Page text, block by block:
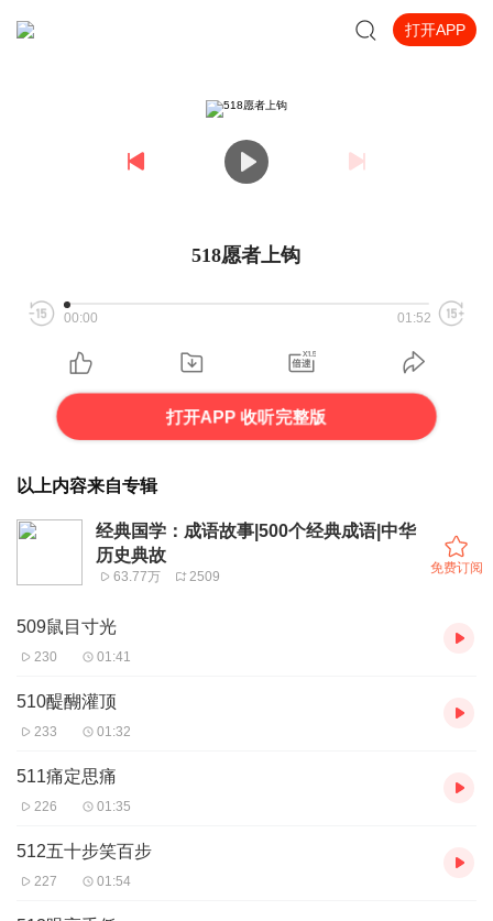
打开APP
518愿者上钩
00:00 01:52
打开APP 收听完整版
以上内容来自专辑
经典国学：成语故事|500个经典成语|中华
历史典故
63.77万 2509
免费订阅
509鼠目寸光
230 01:41
510醍醐灌顶
233 01:32
511痛定思痛
226 01:35
512五十步笑百步
227 01:54